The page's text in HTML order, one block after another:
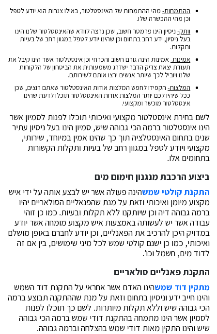
ההתמחות- מהי ההתמחות של האינסטלטור, באילו צנרות הוא יודע לטפל
וכן מהי ההכשרה שלו.
וותק- ניסיון הינו פרמטר חשוב, שכן נרצה לוודא שהאינסטלטור שלנו הינו
בעל ניסיון, ידע רחב בתחום וכן שהינו יודע לטפל במגוון רחב של בעיות
ותקלות.
אמינות- אמינות הינה גורם חשוב והכרחי וכן אינסטלטור אשר הינו קיבל את
תעודת יצאת צדיק הדבר ישדרג משמעותית את הביטחון של הלקוחות
שלנו ויוביל לכך שיותר אנשים ירצו אותם לשירותם.
המלצות- הקפידו לחפש המלצות אודות האינסטלטור שאתם רוצים, שכן
ככל שיהיו לכם יותר המלצות אודות האינסטלטור תוכלו לדעת שהינו
אינסטלטור מוכשר ומקצועי.
לשם בחירת אינסטלטור מקצועי ואיכותי תוכלו לפנות לסמיון אשר
הינו אינסטלטור ברמה הכי גבוהה שיש, סמיון הינו בעל ניסיון עתיר
שנים בתחום האינסטלציה תוך כך שהינו אמין במיוחד, שירותי,
מקצועי ויודע לטפל במגוון רחב של בעיות ותקלות הקשורות
בתחומים אלו.
ביצוע הרכבת מנגנון חימום מים
התקנת קולטי שמשהינה פעולה אשר יש לבצע אותה על ידי איש
מקצוע מיומן ואיכותי וזאת על מנת שהפנאליים הסולאריים יהיו
ברמה גבוהה דיה וכן שיותקנו ללא תקלות ובעיות. כמו כן זוהי
עבודה אשר יש לעשותה באמצעות איש מקצוע מומחה אשר יודע
במדויק היכן להרכיב את הפאנליים, וכן יודע לחברם באופן מושלם
ואיכותי, כמו כן ישנם קולטי שמש לכל מיני שימושים, בין אם זה
לדוד מים, חשמל וכו'.
התקנת פאנליים סולאריים
מתקין דוד שמשהינו האדם אשר אחראי על התקנת דוד השמש
והינו חייב ידע וניסיון בתחום וזאת על מנת שההתקנה תבוצע ברמה
הכי גבוהה שיש וללא תקלות מיותרות. לשם כך תוכלו לפנות
לסמיון אשר הינו מתמחה בהתקנת דודי שמש ברמה הכי גבוהה
שיש והינו התקין מאות דודי שמש בהצלחה וברמה גבוהה.